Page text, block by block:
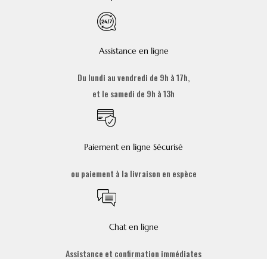
Assistance en ligne
Du lundi au vendredi de 9h à 17h,
et le samedi de 9h à 13h
Paiement en ligne Sécurisé
ou paiement à la livraison en espèce
Chat en ligne
Assistance et confirmation immédiates